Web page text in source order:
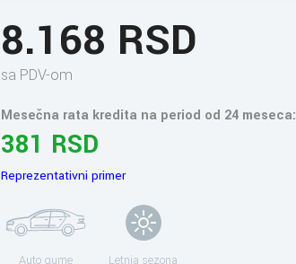
8.168 RSD
sa PDV-om
Mesečna rata kredita na period od 24 meseca:
381 RSD
Reprezentativni primer
Auto gume Letnja sezona